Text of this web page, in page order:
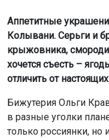
Аппетитные
Колывани. Серьги и
крыжовника,
хочется съесть –
отличить от
Бижутерия Ольги
в разные уголки
только россиянки, но